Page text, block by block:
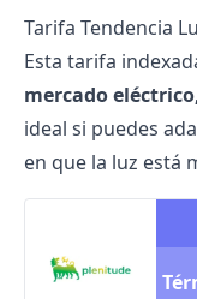
Tarifa Tendencia
Esta tarifa
mercado
ideal si puedes
en que la luz está